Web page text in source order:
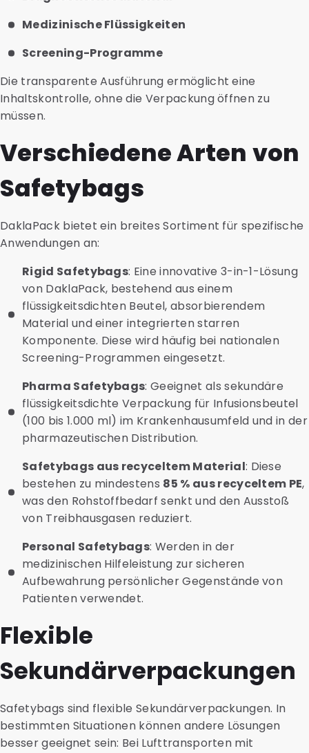
Medizinische Flüssigkeiten
Screening-Programme
Die transparente Ausführung ermöglicht eine
Inhaltskontrolle, ohne die Verpackung öffnen zu
müssen.
Verschiedene Arten von
Safetybags
DaklaPack bietet ein breites Sortiment für spezifische
Anwendungen an:
Rigid Safetybags: Eine innovative 3-in-1-Lösung
von DaklaPack, bestehend aus einem
flüssigkeitsdichten Beutel, absorbierendem
Material und einer integrierten starren
Komponente. Diese wird häufig bei nationalen
Screening-Programmen eingesetzt.
Pharma Safetybags: Geeignet als sekundäre
flüssigkeitsdichte Verpackung für Infusionsbeutel
(100 bis 1.000 ml) im Krankenhausumfeld und in der
pharmazeutischen Distribution.
Safetybags aus recyceltem Material: Diese
bestehen zu mindestens 85 % aus recyceltem PE,
was den Rohstoffbedarf senkt und den Ausstoß
von Treibhausgasen reduziert.
Personal Safetybags: Werden in der
medizinischen Hilfeleistung zur sicheren
Aufbewahrung persönlicher Gegenstände von
Patienten verwendet.
Flexible
Sekundärverpackungen
Safetybags sind flexible Sekundärverpackungen. In
bestimmten Situationen können andere Lösungen
besser geeignet sein: Bei Lufttransporten mit